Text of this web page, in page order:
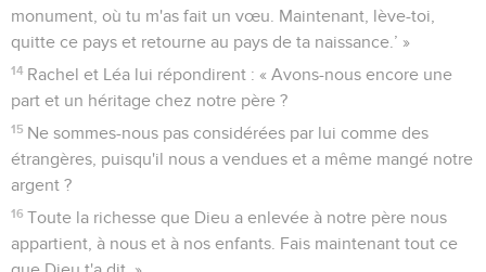
monument, où tu m'as fait un vœu. Maintenant, lève-toi,
quitte ce pays et retourne au pays de ta naissance.’ »
14 Rachel et Léa lui répondirent : « Avons-nous encore une
part et un héritage chez notre père ?
15 Ne sommes-nous pas considérées par lui comme des
étrangères, puisqu'il nous a vendues et a même mangé notre
argent ?
16 Toute la richesse que Dieu a enlevée à notre père nous
appartient, à nous et à nos enfants. Fais maintenant tout ce